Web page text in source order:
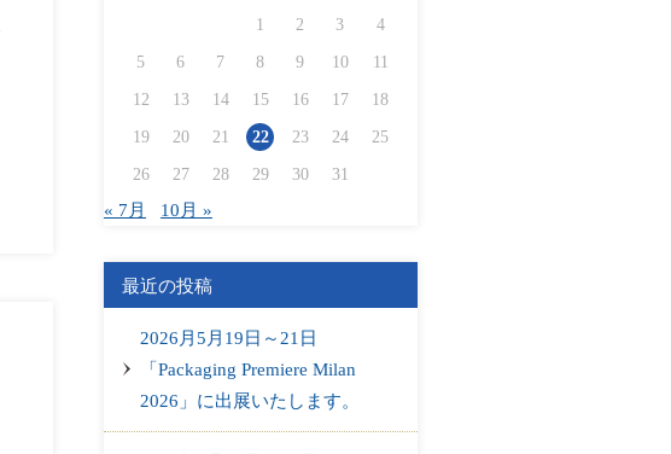
1
2 3 4
5 6 7 8 9 10 11
12 13 14 15 16 17 18
19 20 21 22 23 24 25
26 27 28 29 30 31
« 7月 10月 »
最近の投稿
2026月5月19日～21日
「Packaging Premiere Milan
2026」に出展いたします。